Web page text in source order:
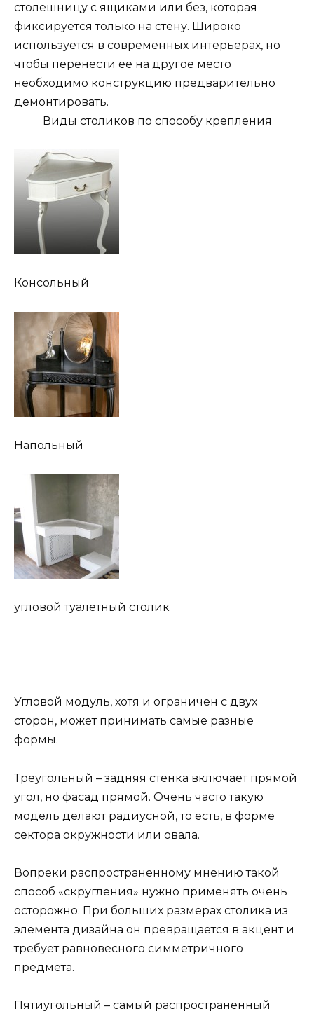
столешницу с ящиками или без, которая
фиксируется только на стену. Широко
используется в современных интерьерах, но
чтобы перенести ее на другое место
необходимо конструкцию предварительно
демонтировать.
Виды столиков по способу крепления
Консольный
Напольный
угловой туалетный столик
Угловой модуль, хотя и ограничен с двух
сторон, может принимать самые разные
формы.
Треугольный – задняя стенка включает прямой
угол, но фасад прямой. Очень часто такую
модель делают радиусной, то есть, в форме
сектора окружности или овала.
Вопреки распространенному мнению такой
способ «скругления» нужно применять очень
осторожно. При больших размерах столика из
элемента дизайна он превращается в акцент и
требует равновесного симметричного
предмета.
Пятиугольный – самый распространенный